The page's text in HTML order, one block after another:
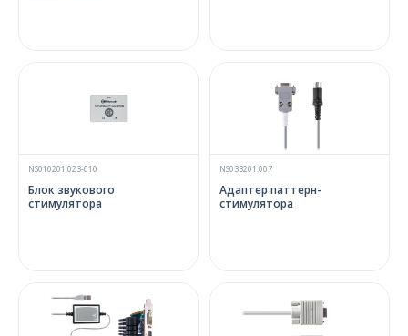
NS010201.023-010
Блок звукового
стимулятора
NS033201.007
Адаптер паттерн-
стимулятора